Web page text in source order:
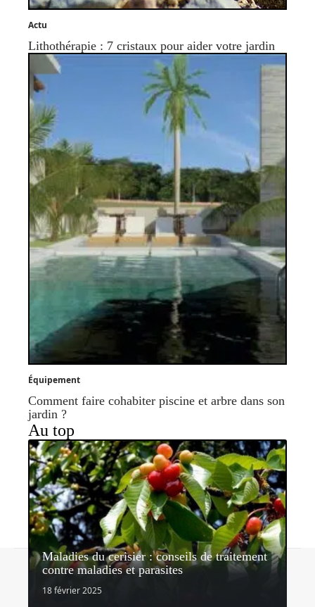
Actu
Lithothérapie : 7 cristaux pour aider votre jardin
Équipement
Comment faire cohabiter piscine et arbre dans son
jardin ?
Au top
Maladies du cerisier : conseils de traitement
contre maladies et parasites
18 février 2025© 2026 | lemondedujardin.com
Contact Mentions légales Sitemap